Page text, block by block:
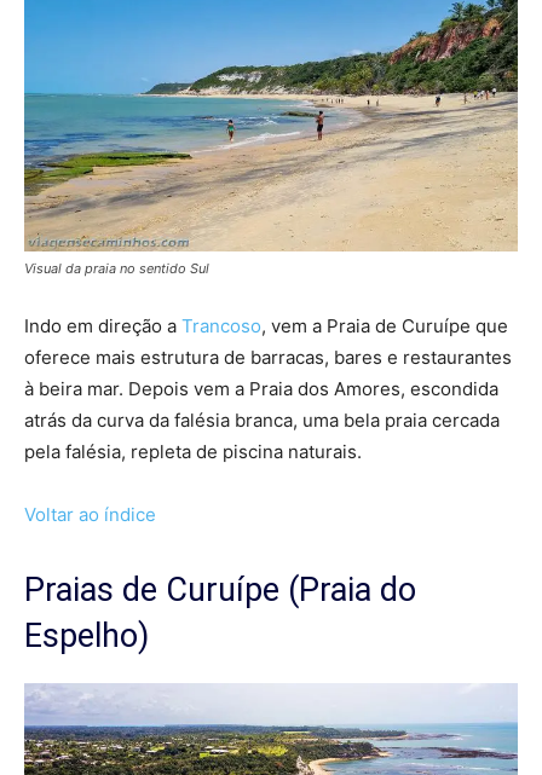
Visual da praia no sentido Sul
Indo em direção a Trancoso, vem a Praia de Curuípe que
oferece mais estrutura de barracas, bares e restaurantes
à beira mar. Depois vem a Praia dos Amores, escondida
atrás da curva da falésia branca, uma bela praia cercada
pela falésia, repleta de piscina naturais.
Voltar ao índice
Praias de Curuípe (Praia do
Espelho)